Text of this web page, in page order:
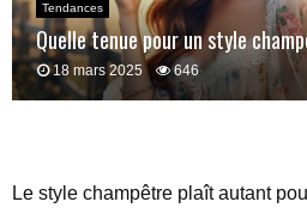
Tendances
Quelle tenue pour un style
18 mars 2025 646
Le style champêtre plaît autant